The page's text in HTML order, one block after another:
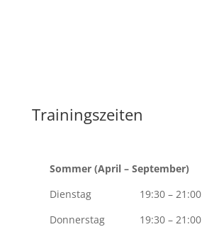
Trainingszeiten
Sommer (April – September)
Dienstag
19:30 – 21:00
Donnerstag
19:30 – 21:00